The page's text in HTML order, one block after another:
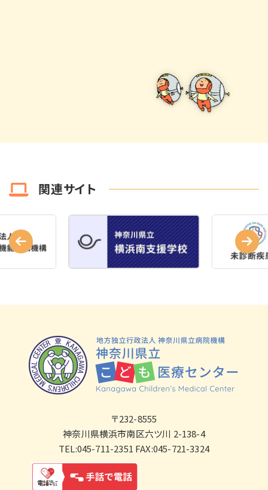
関連サイト
〒232-8555
神奈川県横浜市南区六ツ川 2-138-4
TEL:045-711-2351 FAX:045-721-3324